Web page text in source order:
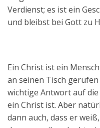
Verdienst; es ist ein
und bleibst bei Gott zu
Ein Christ ist ein
an seinen Tisch
wichtige Antwort auf die
ein Christ ist. Aber
dann auch, dass er